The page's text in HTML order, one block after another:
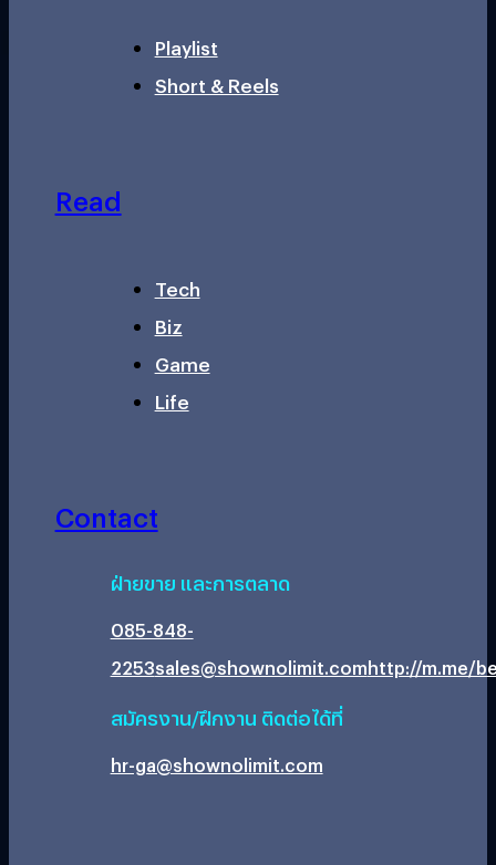
Playlist
Short & Reels
Read
Tech
Biz
Game
Life
Contact
ฝ่ายขาย และการตลาด
085-848-
2253sales@shownolimit.comhttp://m.me/
สมัครงาน/ฝึกงาน ติดต่อได้ที่
hr-ga@shownolimit.com